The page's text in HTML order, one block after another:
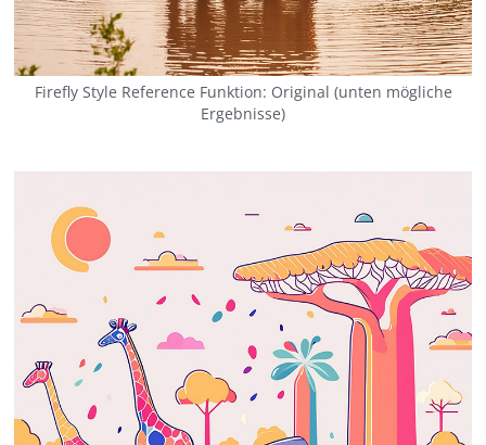
Firefly Style Reference Funktion: Original (unten mögliche
Ergebnisse)